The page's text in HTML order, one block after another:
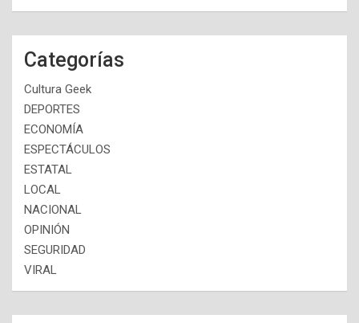
Categorías
Cultura Geek
DEPORTES
ECONOMÍA
ESPECTÁCULOS
ESTATAL
LOCAL
NACIONAL
OPINIÓN
SEGURIDAD
VIRAL